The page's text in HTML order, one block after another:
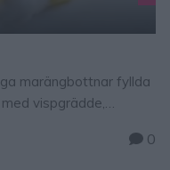
marängbottnar fyllda
vispgrädde,
på steg-för-stegfilm
0